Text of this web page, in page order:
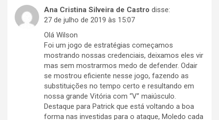
Ana Cristina Silveira de Castro disse:
27 de julho de 2019 às 15:07
Olá Wilson
Foi um jogo de estratégias começamos
mostrando nossas credenciais, deixamos eles vir
mas sem mostrarmos medo de defender. Odair
se mostrou eficiente nesse jogo, fazendo as
substituições no tempo certo e resultando em
nossa grande Vitória com “V” maiúsculo.
Destaque para Patrick que está voltando a boa
forma nas investidas para o ataque, Moledo cada